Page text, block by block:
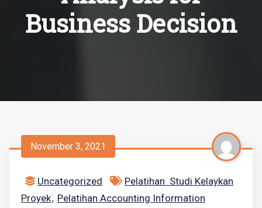
Business Decision
November 3, 2021
Uncategorized
Pelatihan Studi Kelaykan
Proyek, Pelatihan Accounting Information